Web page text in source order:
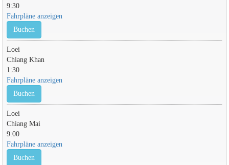
9:30
Fahrpläne anzeigen
Buchen
Loei
Chiang Khan
1:30
Fahrpläne anzeigen
Buchen
Loei
Chiang Mai
9:00
Fahrpläne anzeigen
Buchen